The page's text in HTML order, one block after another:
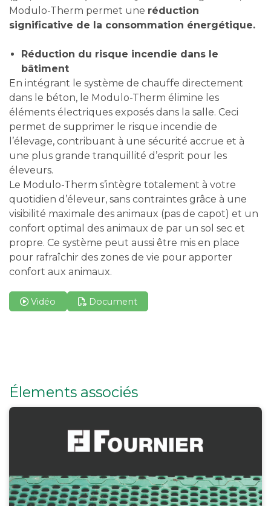
Modulo-Therm permet une réduction
significative de la consommation énergétique.
Réduction du risque incendie dans le
bâtiment
En intégrant le système de chauffe directement
dans le béton, le Modulo-Therm élimine les
éléments électriques exposés dans la salle. Ceci
permet de supprimer le risque incendie de
l’élevage, contribuant à une sécurité accrue et à
une plus grande tranquillité d’esprit pour les
éleveurs.
Le Modulo-Therm s’intègre totalement à votre
quotidien d’éleveur, sans contraintes grâce à une
visibilité maximale des animaux (pas de capot) et un
confort optimal des animaux de par un sol sec et
propre. Ce système peut aussi être mis en place
pour rafraîchir des zones de vie pour apporter
confort aux animaux.
Vidéo Document
Élements associés